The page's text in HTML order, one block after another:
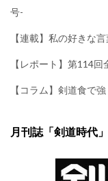
号-
【連載】私の好きな
【レポート】第114
【コラム】剣道食で
月刊誌「剣道時代